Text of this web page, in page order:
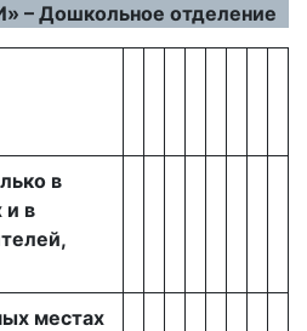
– Дошкольное отделение
в
и в
местах